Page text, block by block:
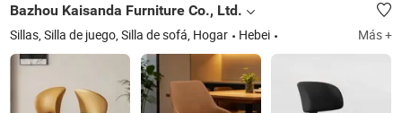
Bazhou Kaisanda Furniture Co., Ltd.
Sillas, Silla de juego, Silla de sofá, Hogar Hebei Más +